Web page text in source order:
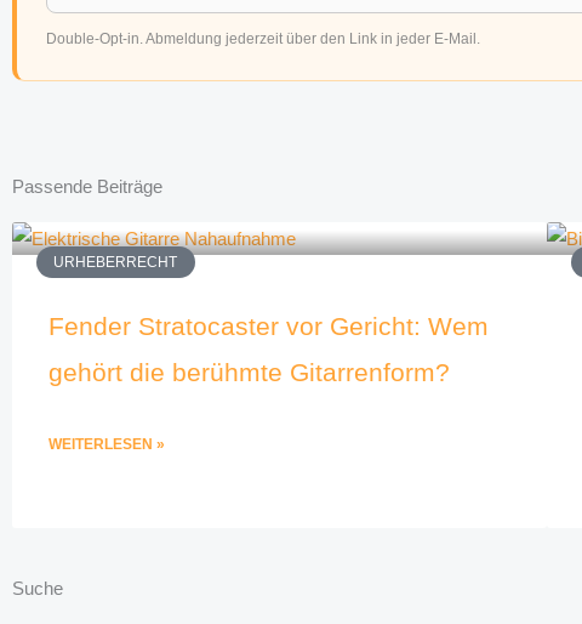
Double-Opt-in. Abmeldung jederzeit über den Link in jeder E-Mail.
Passende Beiträge
URHEBERRECHT
Fender Stratocaster vor Gericht: Wem
gehört die berühmte Gitarrenform?
WEITERLESEN »
Suche